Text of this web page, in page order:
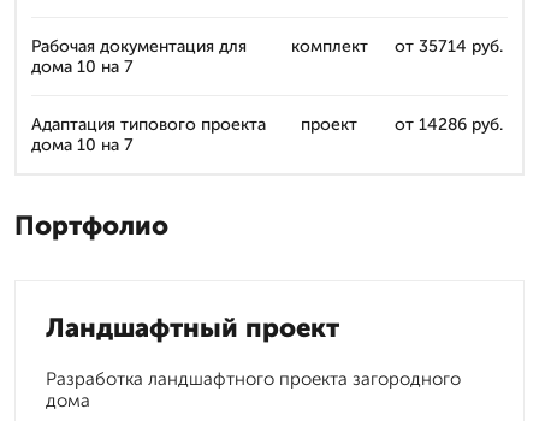
Рабочая документация для
дома 10 на 7
комплект от 35714 руб.
Адаптация типового проекта
дома 10 на 7
проект от 14286 руб.
Портфолио
Ландшафтный проект
Разработка ландшафтного проекта загородного
дома